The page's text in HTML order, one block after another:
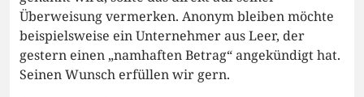
Überweisung vermerken. Anonym bleiben möchte
beispielsweise ein Unternehmer aus Leer, der
gestern einen „namhaften Betrag“ angekündigt hat.
Seinen Wunsch erfüllen wir gern.